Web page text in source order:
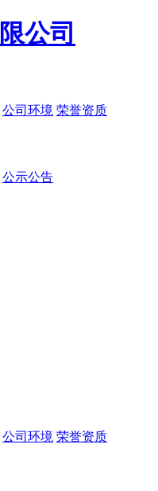
公司环境 荣誉资质
公示公告
公司环境 荣誉资质